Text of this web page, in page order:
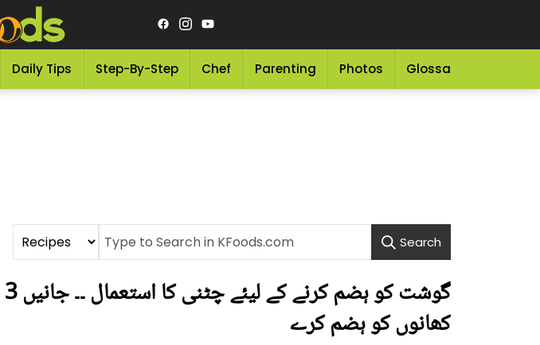
Daily Tips Step-By-Step Chef Parenting Photos Glossary
Search
کھانوں کو ہضم کرے